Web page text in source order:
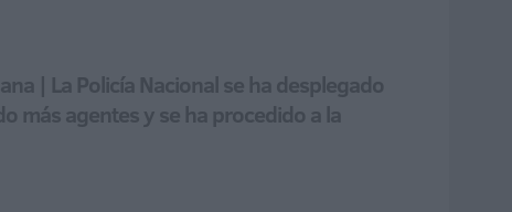
| La Policía Nacional se ha desplegado
más agentes y se ha procedido a la